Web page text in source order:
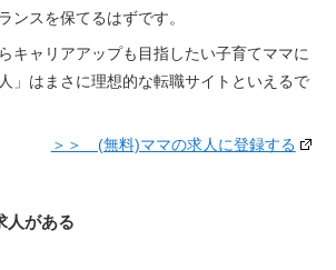
ンスを保てるはずです。
キャリアアップも目指したい子育てママに
」はまさに理想的な転職サイトといえるで
＞＞ (無料)ママの求人に登録する
人がある